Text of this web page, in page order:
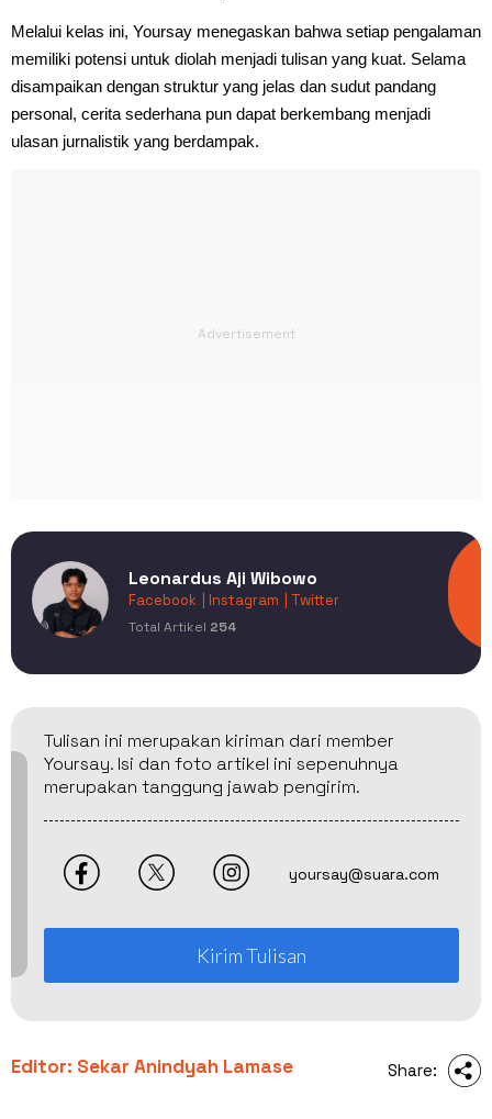
Melalui kelas ini, Yoursay menegaskan bahwa setiap pengalaman
memiliki potensi untuk diolah menjadi tulisan yang kuat. Selama
disampaikan dengan struktur yang jelas dan sudut pandang
personal, cerita sederhana pun dapat berkembang menjadi
ulasan jurnalistik yang berdampak.
Leonardus Aji Wibowo
Facebook | Instagram | Twitter
Total Artikel 254
Tulisan ini merupakan kiriman dari member
Yoursay. Isi dan foto artikel ini sepenuhnya
merupakan tanggung jawab pengirim.
yoursay@suara.com
Kirim Tulisan
Editor: Sekar Anindyah Lamase Share: